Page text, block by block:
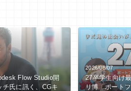
Flow Studio開
氏に訊く、CGキ
2026/08/07
27卒学生向け
リ博 ポートフ